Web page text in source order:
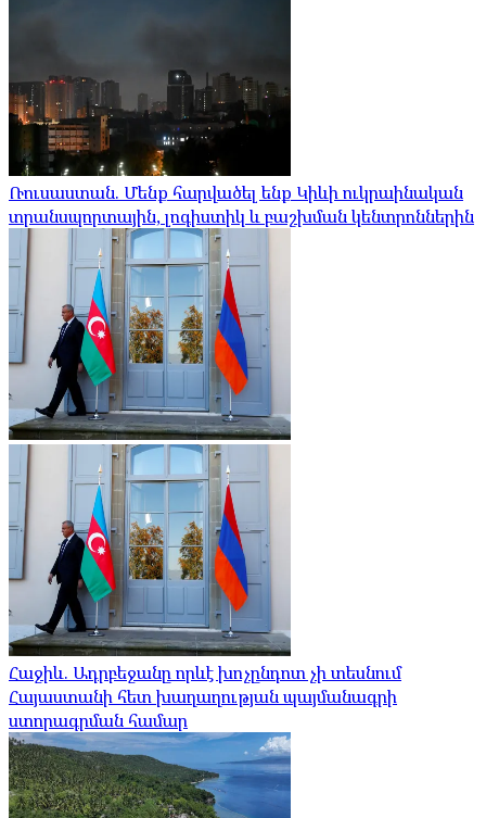
Ռուսաստան. Մենք հարվածել ենք Կիևի ուկրաինական
տրանսպորտային, լոգիստիկ և բաշխման կենտրոններին
Հաջիև. Ադրբեջանը որևէ խոչընդոտ չի տեսնում
Հայաստանի հետ խաղաղության պայմանագրի
ստորագրման համար